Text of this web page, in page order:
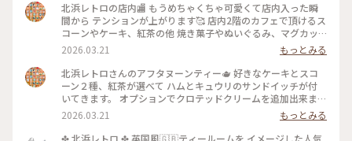
北浜レトロの店内🏬 もうめちゃくちゃ可愛くて店内入った瞬
間から テンションが上がります🥰 店内2階のカフェで頂けるス
コーンやケーキ、紅茶の他 焼き菓子やぬいぐるみ、マグカッ
プやプレゼント用の 詰め合わせなど購入することが出来ます✨
店内はシックなアンティーク家具にミントグリーンが 映えて
素敵な空間です〜！
2026.03.21
もっとみる
北浜レトロさんのアフタヌーンティー🫖 好きなケーキとスコ
ーン２種、紅茶が選べて ハムとキュウリのサンドイッチが付
いてきます。 オプションでクロテッドクリームを追加出来ます
✨ スコーンは季節限定のさくらとくるみをチョイス。 ケーキ
はストロベリースペシャルショートケーキです🍓 ウェッジウ
ッドのお皿に乗せられてボリュームが凄いです😳 ケーキも1ピ
2026.03.21
もっとみる
✤ 北浜レトロ ✤ 英国風🇬🇧ティールームを イメージした人気